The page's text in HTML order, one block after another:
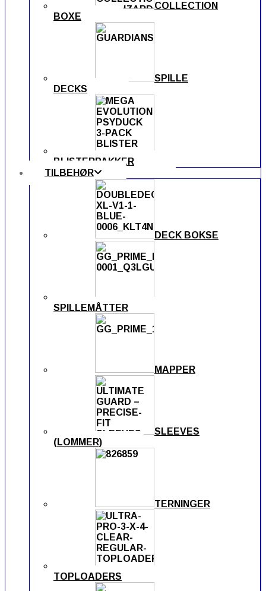
COLLECTION
BOXE
SPILLE
DECKS
BLISTERPAKKER
TILBEHØR
DECK BOKSE
SPILLEMÅTTER
MAPPER
SLEEVES
(LOMMER)
TERNINGER
TOPLOADERS